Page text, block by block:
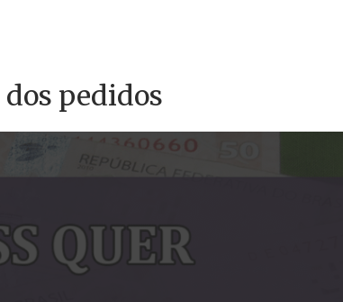
pedidos